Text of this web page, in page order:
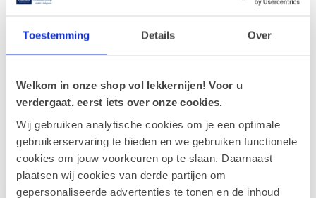
Toestemming Details Over
Welkom in onze shop vol lekkernijen! Voor u
verdergaat, eerst iets over onze cookies.
Wij gebruiken analytische cookies om je een optimale
gebruikerservaring te bieden en we gebruiken functionele
cookies om jouw voorkeuren op te slaan. Daarnaast
plaatsen wij cookies van derde partijen om
gepersonaliseerde advertenties te tonen en de inhoud
Op voorraad
Recent bekeken